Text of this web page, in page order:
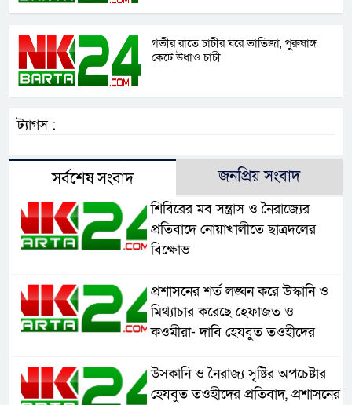
গভীর রাতে চাচীর ঘরে ভাতিজা, পুরুষাঙ্গ
কেটে উধাও চাচী
ট্যাগস :
সর্বশেষ সংবাদ জনপ্রিয় সংবাদ
শিবিরের মব সন্ত্রাস ও নৈরাজ্যের
প্রতিবাদে নোয়াখালীতে ছাত্রদলের
বিক্ষোভ
প্রশাসনের শর্ত লঙ্ঘন করে উস্কানি ও
মিথ্যাচার করেছে হেফাজত ও
কওমীরা- দাবি হেযবুত তওহীদের
উসকানি ও নৈরাজ্য সৃষ্টির অপচেষ্টার
হেযবুত তওহীদের প্রতিবাদ, প্রশাসনের